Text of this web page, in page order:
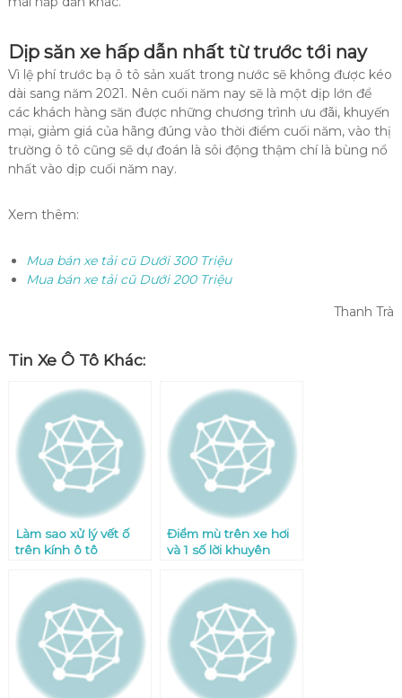
Dịp săn xe hấp dẫn nhất từ trước tới nay
Vì lệ phí trước bạ ô tô sản xuất trong nước sẽ không được kéo
dài sang năm 2021. Nên cuối năm nay sẽ là một dịp lớn để
các khách hàng săn được những chương trình ưu đãi, khuyến
mại, giảm giá của hãng đúng vào thời điểm cuối năm, vào thị
trường ô tô cũng sẽ dự đoán là sôi động thậm chí là bùng nổ
nhất vào dịp cuối năm nay.
Xem thêm:
Mua bán xe tải cũ Dưới 300 Triệu
Mua bán xe tải cũ Dưới 200 Triệu
Thanh Trà
Tin Xe Ô Tô Khác:
Làm sao xử lý vết ố
trên kính ô tô
Điểm mù trên xe hơi
và 1 số lời khuyên